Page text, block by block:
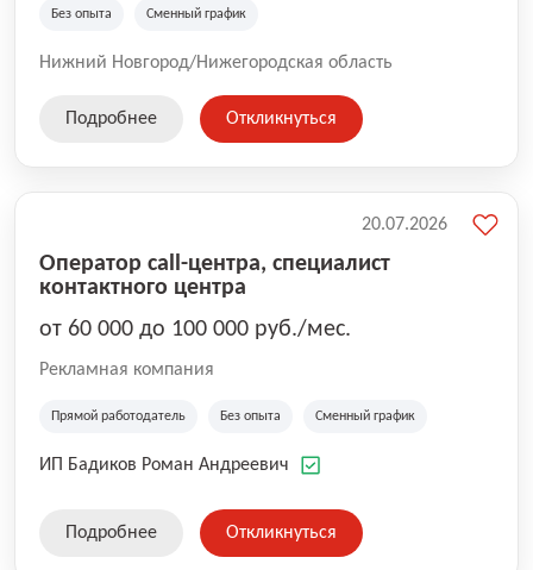
Без опыта Сменный график
Нижний Новгород/Нижегородская область
Подробнее Откликнуться
Оператор call-центра, специалист
контактного центра
от 60 000 до 100 000 руб./мес.
Рекламная компания
Прямой работодатель Без опыта Сменный график
ИП Бадиков Роман Андреевич
20.07.2026
Подробнее Откликнуться